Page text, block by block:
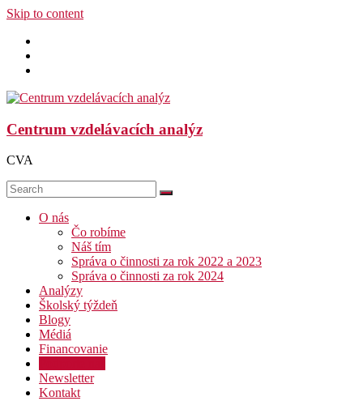
Skip to content
Centrum vzdelávacích analýz
CVA
O nás
Čo robíme
Náš tím
Správa o činnosti za rok 2022 a 2023
Správa o činnosti za rok 2024
Analýzy
Školský týždeň
Blogy
Médiá
Financovanie
Newsletter
Kontakt